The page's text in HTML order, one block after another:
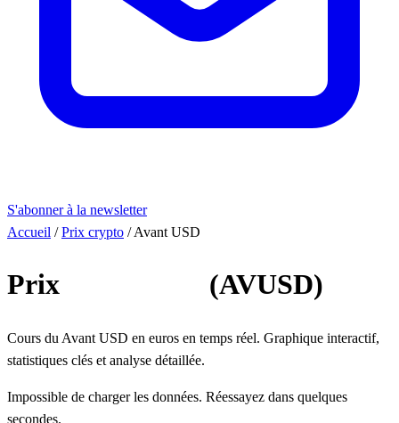
S'abonner à la newsletter
Accueil / Prix crypto / Avant USD
Prix (AVUSD)
Cours du Avant USD en euros en temps réel. Graphique interactif,
statistiques clés et analyse détaillée.
Impossible de charger les données. Réessayez dans quelques
secondes.